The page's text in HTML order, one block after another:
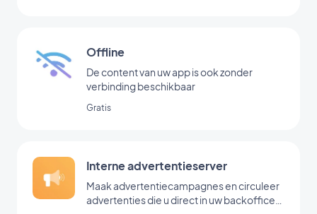
Offline
De content van uw app is ook zonder
verbinding beschikbaar
Gratis
Interne advertentieserver
Maak advertentiecampagnes en circuleer
advertenties die u direct in uw backoffice